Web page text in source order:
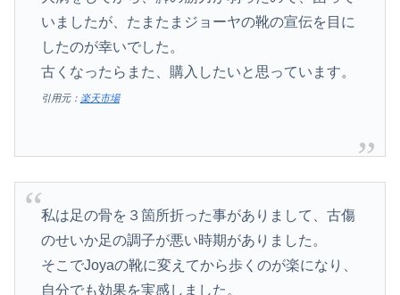
いましたが、たまたまジョーヤの靴の宣伝を目に
したのが幸いでした。
古くなったらまた、購入したいと思っています。
引用元： 楽天市場
私は足の骨を３箇所折った事がありまして、古傷
のせいか足の調子が悪い時期がありました。
そこでJoyaの靴に変えてから歩くのが楽になり、
自分でも効果を実感しました。